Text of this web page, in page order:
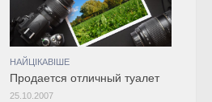
НАЙЦІКАВІШЕ
Продается отличный туалет
25.10.2007